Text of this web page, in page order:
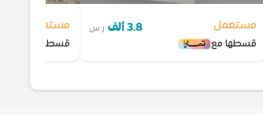
مستعمل 3.8 ألف ر.س
قسطها مع
مستعمل
قسطها مع